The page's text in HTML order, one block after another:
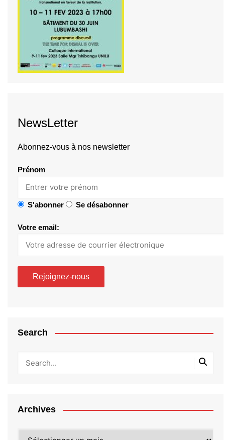
NewsLetter
Abonnez-vous à nos newsletter
Prénom
S'abonner Se désabonner
Votre email:
Search
Archives